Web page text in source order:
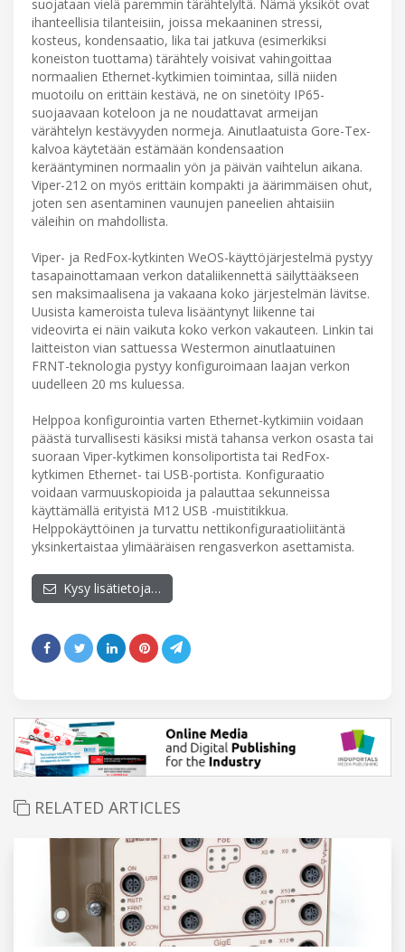
suojataan vielä paremmin tärähtelyltä. Nämä yksiköt ovat
ihanteellisia tilanteisiin, joissa mekaaninen stressi,
kosteus, kondensaatio, lika tai jatkuva (esimerkiksi
koneiston tuottama) tärähtely voisivat vahingoittaa
normaalien Ethernet-kytkimien toimintaa, sillä niiden
muotoilu on erittäin kestävä, ne on sinetöity IP65-
suojaavaan koteloon ja ne noudattavat armeijan
värähtelyn kestävyyden normeja. Ainutlaatuista Gore-Tex-
kalvoa käytetään estämään kondensaation
kerääntyminen normaalin yön ja päivän vaihtelun aikana.
Viper-212 on myös erittäin kompakti ja äärimmäisen ohut,
joten sen asentaminen vaunujen paneelien ahtaisiin
väleihin on mahdollista.
Viper- ja RedFox-kytkinten WeOS-käyttöjärjestelmä pystyy
tasapainottamaan verkon dataliikennettä säilyttääkseen
sen maksimaalisena ja vakaana koko järjestelmän lävitse.
Uusista kameroista tuleva lisääntynyt liikenne tai
videovirta ei näin vaikuta koko verkon vakauteen. Linkin tai
laitteiston vian sattuessa Westermon ainutlaatuinen
FRNT-teknologia pystyy konfiguroimaan laajan verkon
uudelleen 20 ms kuluessa.
Helppoa konfigurointia varten Ethernet-kytkimiin voidaan
päästä turvallisesti käsiksi mistä tahansa verkon osasta tai
suoraan Viper-kytkimen konsoliportista tai RedFox-
kytkimen Ethernet- tai USB-portista. Konfiguraatio
voidaan varmuuskopioida ja palauttaa sekunneissa
käyttämällä erityistä M12 USB -muistitikkua.
Helppokäyttöinen ja turvattu nettikonfiguraatioliitäntä
yksinkertaistaa ylimääräisen rengasverkon asettamista.
Kysy lisätietoja…
RELATED ARTICLES